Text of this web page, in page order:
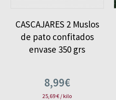
CASCAJARES 2 Muslos
de pato confitados
envase 350 grs
8,99€
25,69 € / kilo